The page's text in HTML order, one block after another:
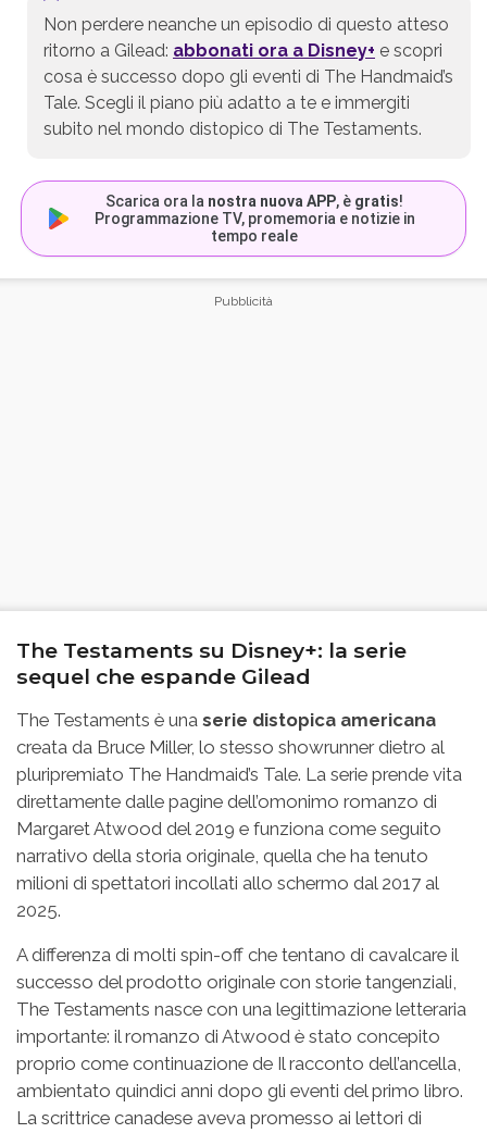
Non perdere neanche un episodio di questo atteso
ritorno a Gilead: abbonati ora a Disney+ e scopri
cosa è successo dopo gli eventi di The Handmaid’s
Tale. Scegli il piano più adatto a te e immergiti
subito nel mondo distopico di The Testaments.
Scarica ora la nostra nuova APP, è gratis!
Programmazione TV, promemoria e notizie in
tempo reale
The Testaments su Disney+: la serie
sequel che espande Gilead
The Testaments è una serie distopica americana
creata da Bruce Miller, lo stesso showrunner dietro al
pluripremiato The Handmaid’s Tale. La serie prende vita
direttamente dalle pagine dell’omonimo romanzo di
Margaret Atwood del 2019 e funziona come seguito
narrativo della storia originale, quella che ha tenuto
milioni di spettatori incollati allo schermo dal 2017 al
2025.
A differenza di molti spin-off che tentano di cavalcare il
successo del prodotto originale con storie tangenziali,
The Testaments nasce con una legittimazione letteraria
importante: il romanzo di Atwood è stato concepito
proprio come continuazione de Il racconto dell’ancella,
ambientato quindici anni dopo gli eventi del primo libro.
La scrittrice canadese aveva promesso ai lettori di